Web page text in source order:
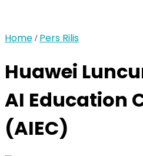
Home / Pers Rilis
Huawei
AI Education
(AIEC)